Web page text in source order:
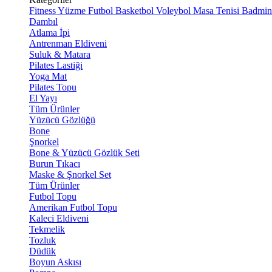
FitnessYüzme Futbol Basketbol Voleybol Masa Tenisi
Dambıl
Atlama İpi
Antrenman Eldiveni
Suluk & Matara
Pilates Lastiği
Yoga Mat
Pilates Topu
El Yayı
Tüm Ürünler
Yüzücü Gözlüğü
Bone
Şnorkel
Bone & Yüzücü Gözlük Seti
Burun Tıkacı
Maske & Şnorkel Set
Tüm Ürünler
Futbol Topu
Amerikan Futbol Topu
Kaleci Eldiveni
Tekmelik
Tozluk
Düdük
Boyun Askısı